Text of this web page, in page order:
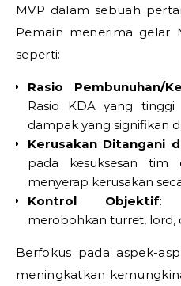
MVP dalam sebuah
Pemain menerima gelar
seperti:
Rasio Pembunuhan/
Rasio KDA yang
dampak yang signifikan
Kerusakan Ditangani
pada kesuksesan tim
menyerap kerusakan
Kontrol Objektif:
merobohkan turret, lord,
Berfokus pada aspek-
meningkatkan